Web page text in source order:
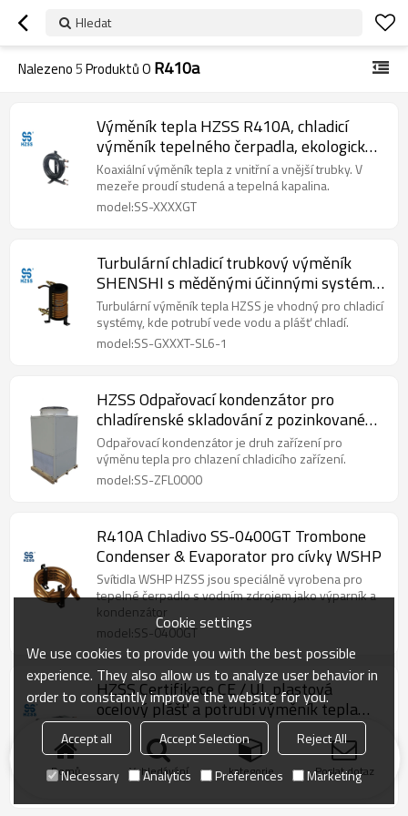
Hledat
Nalezeno5Produktů O R410a
Výměník tepla HZSS R410A, chladicí
výměník tepelného čerpadla, ekologické
chladicí systémy
Koaxiální výměník tepla z vnitřní a vnější trubky. V
mezeře proudí studená a tepelná kapalina.
model:SS-XXXXGT
Turbulární chladicí trubkový výměník
SHENSHI s měděnými účinnými systémy
tepelných čerpadel
Turbulární výměník tepla HZSS je vhodný pro chladicí
systémy, kde potrubí vede vodu a plášť chladí.
model:SS-GXXXT-SL6-1
HZSS Odpařovací kondenzátor pro
chladírenské skladování z pozinkované
oceli OEM aplikace
Odpařovací kondenzátor je druh zařízení pro
výměnu tepla pro chlazení chladicího zařízení.
model:SS-ZFL0000
R410A Chladivo SS-0400GT Trombone
Condenser & Evaporator pro cívky WSHP
Svítidla WSHP HZSS jsou speciálně vyrobena pro
tepelné čerpadlo s vodním zdrojem jako výparník a
kondenzátor
model:SS-0400GT
HZSS Certifikace CE / UL plastová
ocelový plášť a potrubí výměník tepla
cupronickel potrubí výměník tepla
kondenzátor / výparník
Koaxiální výměník tepla měděné vnitřní trubky a
vnější trubice. Průtok tekutiny tekoucí tekutinou a
proud tepla v mezeře.
model:SS-0120GSN-F
Domů Vyhledávání kategorie Poslat dotaz
Cookie settings
We use cookies to provide you with the best possible
experience. They also allow us to analyze user behavior in
order to constantly improve the website for you.
Accept all Accept Selection
Reject All
Necessary
Analytics Preferences Marketing